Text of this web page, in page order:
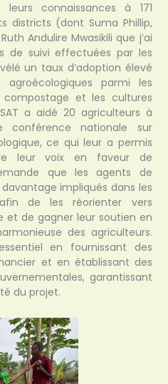
connaissances à 171
districts (dont Suma Phillip,
Andulire Mwasikili que j’ai
de suivi effectuées par les
un taux d’adoption élevé
parmi les
et les cultures
a aidé 20 agriculteurs à
conférence nationale sur
ce qui leur a permis
leur voix en faveur de
que les agents de
impliqués dans les
de les réorienter vers
et de gagner leur soutien en
des agriculteurs.
en fournissant des
et en établissant des
garantissant
du projet.